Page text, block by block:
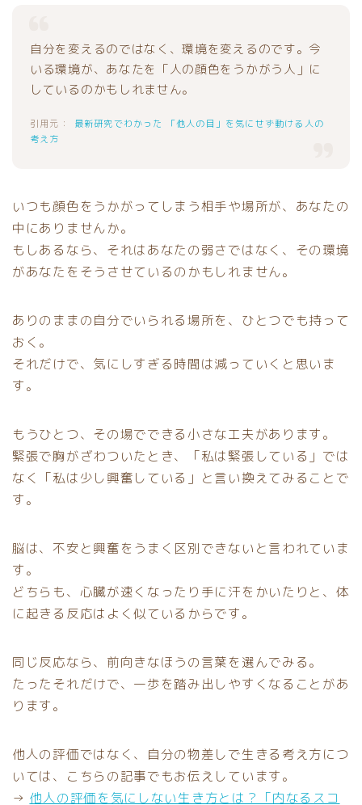
自分を変えるのではなく、環境を変えるのです。今
いる環境が、あなたを「人の顔色をうかがう人」に
しているのかもしれません。
最新研究でわかった 「他人の目」を気にせず動ける人の
考え方
いつも顔色をうかがってしまう相手や場所が、あなたの
中にありませんか。
もしあるなら、それはあなたの弱さではなく、その環境
があなたをそうさせているのかもしれません。
ありのままの自分でいられる場所を、ひとつでも持って
おく。
それだけで、気にしすぎる時間は減っていくと思いま
す。
もうひとつ、その場でできる小さな工夫があります。
緊張で胸がざわついたとき、「私は緊張している」では
なく「私は少し興奮している」と言い換えてみることで
す。
脳は、不安と興奮をうまく区別できないと言われていま
す。
どちらも、心臓が速くなったり手に汗をかいたりと、体
に起きる反応はよく似ているからです。
同じ反応なら、前向きなほうの言葉を選んでみる。
たったそれだけで、一歩を踏み出しやすくなることがあ
ります。
他人の評価ではなく、自分の物差しで生きる考え方につ
いては、こちらの記事でもお伝えしています。
→ 他人の評価を気にしない生き方とは？「内なるスコ